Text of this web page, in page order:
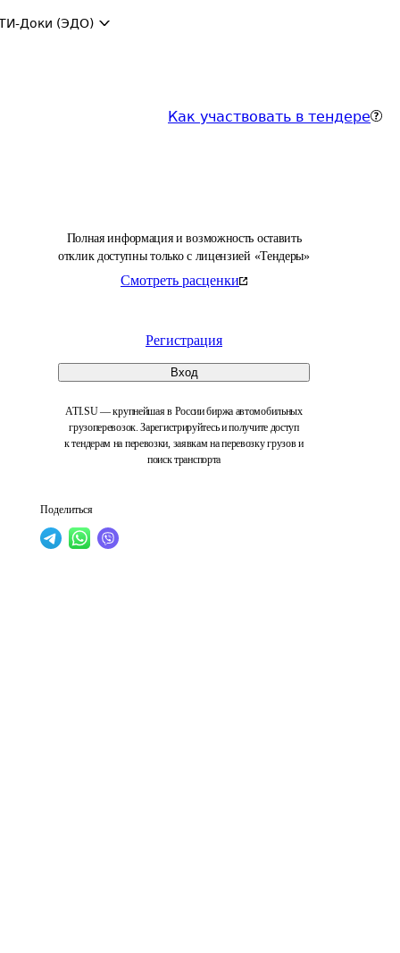
Доки (ЭДО)
Как участвовать в тендере
Полная информация и возможность оставить
отклик доступны только с лицензией «Тендеры»
Смотреть расценки
Регистрация
Вход
ATI.SU — крупнейшая в России биржа автомобильных
грузоперевозок. Зарегистрируйтесь и получите доступ
к тендерам на перевозки, заявкам на перевозку грузов и
поиск транспорта
Поделиться